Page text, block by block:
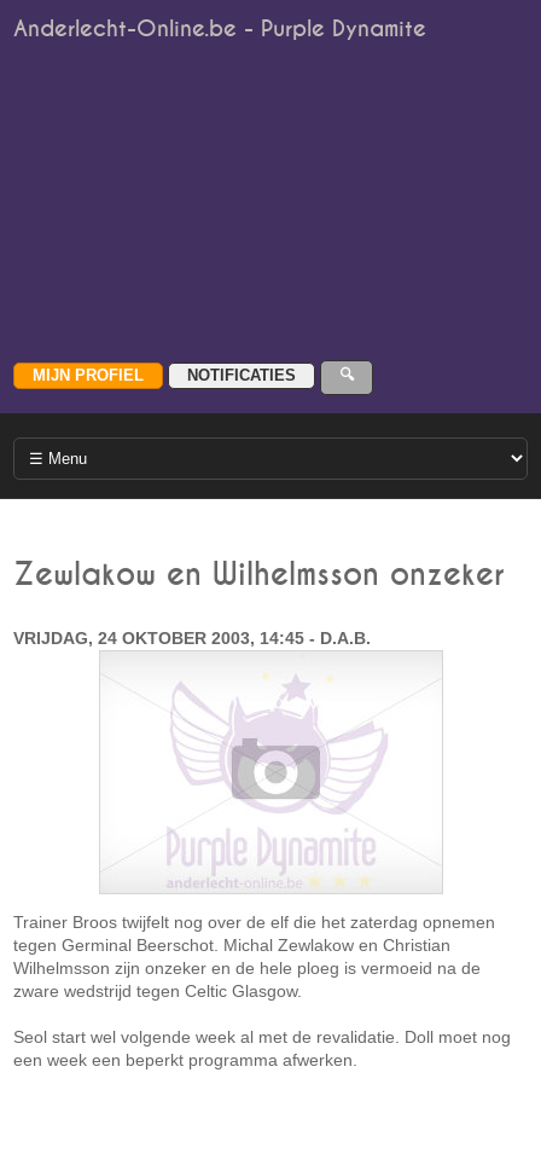
Anderlecht-Online.be - Purple Dynamite
Zewlakow en Wilhelmsson onzeker
VRIJDAG, 24 OKTOBER 2003, 14:45 - D.A.B.
Trainer Broos twijfelt nog over de elf die het zaterdag opnemen
tegen Germinal Beerschot. Michal Zewlakow en Christian
Wilhelmsson zijn onzeker en de hele ploeg is vermoeid na de
zware wedstrijd tegen Celtic Glasgow.
Seol start wel volgende week al met de revalidatie. Doll moet nog
een week een beperkt programma afwerken.